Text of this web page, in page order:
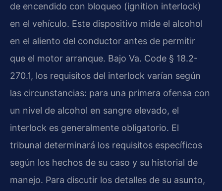
de encendido con bloqueo (ignition interlock)
en el vehículo. Este dispositivo mide el alcohol
en el aliento del conductor antes de permitir
que el motor arranque. Bajo Va. Code § 18.2-
270.1, los requisitos del interlock varían según
las circunstancias: para una primera ofensa con
un nivel de alcohol en sangre elevado, el
interlock es generalmente obligatorio. El
tribunal determinará los requisitos específicos
según los hechos de su caso y su historial de
manejo. Para discutir los detalles de su asunto,